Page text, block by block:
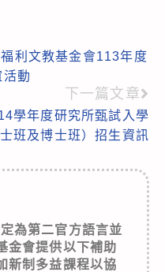
利文教基金會113年度
動
下一篇文章
學年度研究所甄試入學
士班及博士班）招生資訊
為第二官方語言並
金會提供以下補助
新制多益課程以協